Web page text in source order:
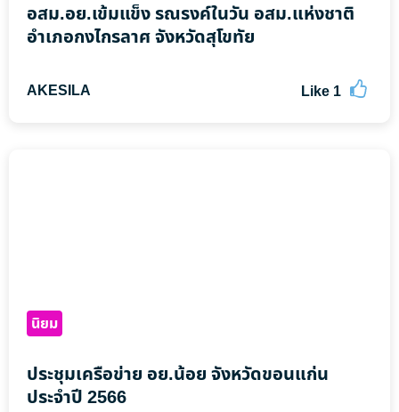
อสม.อย.เข้มแข็ง รณรงค์ในวัน อสม.แห่งชาติ
อำเภอกงไกรลาศ จังหวัดสุโขทัย
AKESILA Like 1
นิยม
ประชุมเครือข่าย อย.น้อย จังหวัดขอนแก่น
ประจำปี 2566